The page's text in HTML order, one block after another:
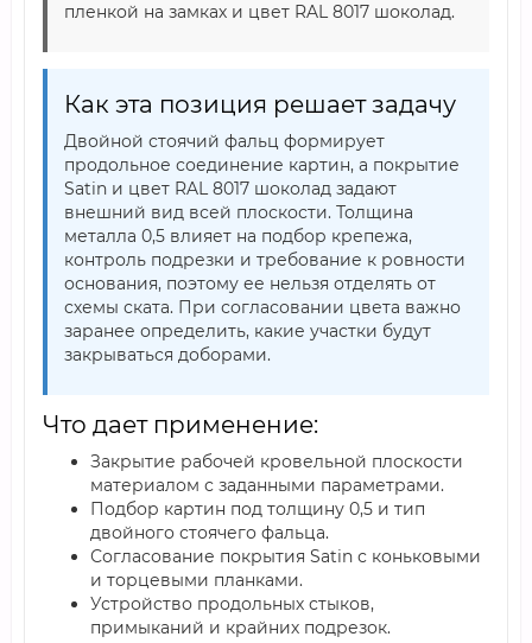
пленкой на замках и цвет RAL 8017 шоколад.
Как эта позиция решает задачу
Двойной стоячий фальц формирует
продольное соединение картин, а покрытие
Satin и цвет RAL 8017 шоколад задают
внешний вид всей плоскости. Толщина
металла 0,5 влияет на подбор крепежа,
контроль подрезки и требование к ровности
основания, поэтому ее нельзя отделять от
схемы ската. При согласовании цвета важно
заранее определить, какие участки будут
закрываться доборами.
Что дает применение:
Закрытие рабочей кровельной плоскости
материалом с заданными параметрами.
Подбор картин под толщину 0,5 и тип
двойного стоячего фальца.
Согласование покрытия Satin с коньковыми
и торцевыми планками.
Устройство продольных стыков,
примыканий и крайних подрезок.